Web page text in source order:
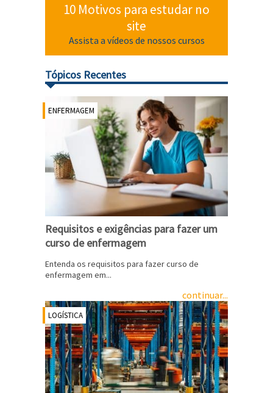
10 Motivos para estudar no
site
Assista a vídeos de nossos cursos
Tópicos Recentes
ENFERMAGEM
Requisitos e exigências para fazer um
curso de enfermagem
Entenda os requisitos para fazer curso de
enfermagem em...
continuar...
LOGÍSTICA